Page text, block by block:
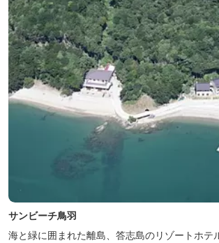
サンビーチ鳥羽
海と緑に囲まれた離島、答志島のリゾートホテ